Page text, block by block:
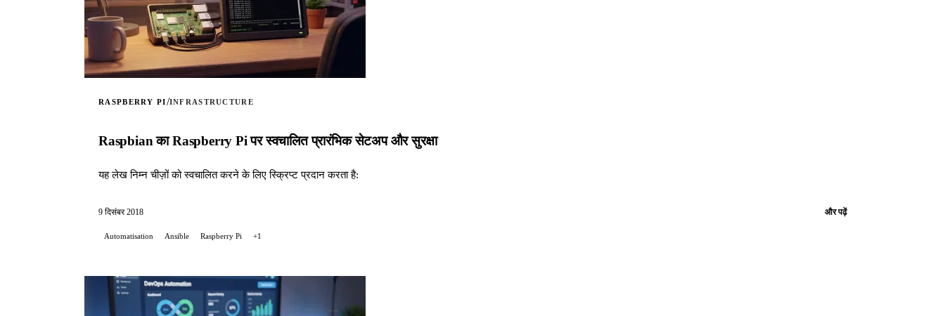
RASPBERRY PI/INFRASTRUCTURE
Raspbian का Raspberry Pi पर स्वचालित प्रारंभिक सेटअप और सुरक्षा
यह लेख निम्न चीज़ों को स्वचालित करने के लिए स्क्रिप्ट प्रदान करता है:
9 दिसंबर 2018 और पढ़ें
Automatisation Ansible Raspberry Pi +1